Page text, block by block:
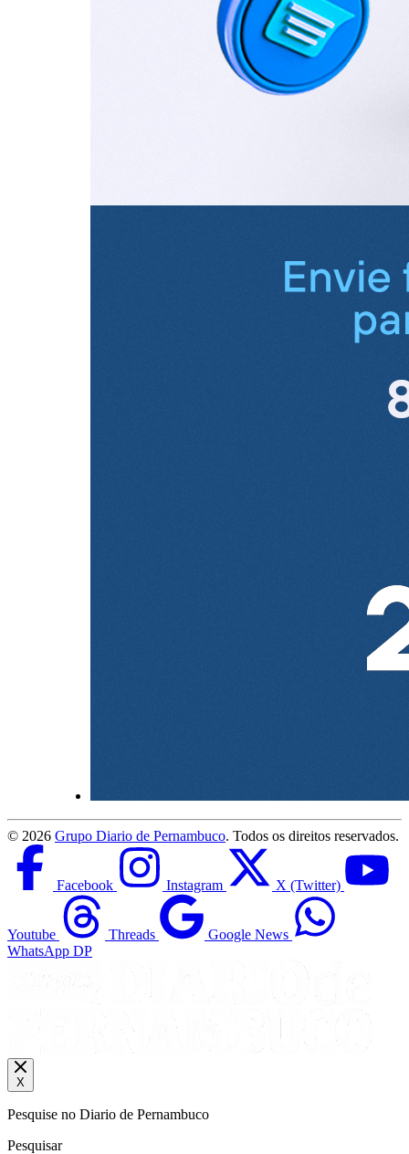
© 2026 Grupo Diario de Pernambuco. Todos os direitos reservados.
Facebook Instagram X (Twitter)
Youtube Threads
Google News
WhatsApp DP
X
Pesquise no Diario de Pernambuco
Pesquisar